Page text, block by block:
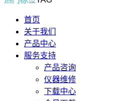
首页
关于我们
产品中心
服务支持
产品咨询
仪器维修
下载中心